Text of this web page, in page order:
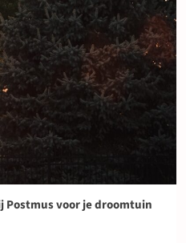
Postmus voor je droomtuin